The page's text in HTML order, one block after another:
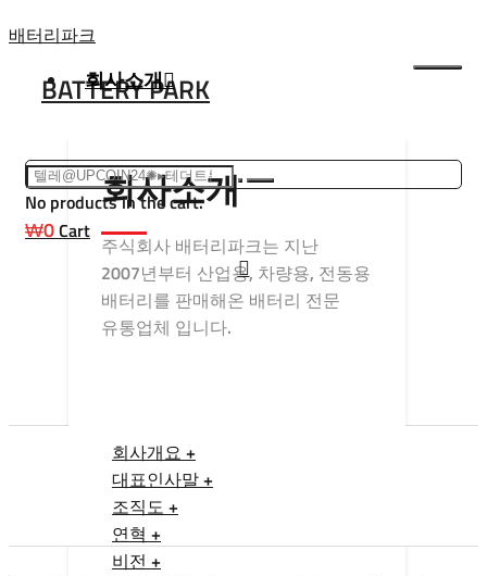
Skip
content
배터리파크
BATTERY PARK
회사소개
회사소개
주식회사 배터리파크는 지난
2007년부터 산업용, 차량용, 전동용
배터리를 판매해온 배터리 전문
유통업체 입니다.
회사개요 +
대표인사말 +
조직도 +
연혁 +
비전 +
No products in the cart.
₩0Cart